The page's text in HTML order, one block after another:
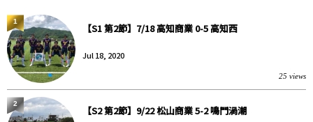
【S1 第2節】7/18 高知商業 0-5 高知西
Jul 18, 2020
25 views
1
【S2 第2節】9/22 松山商業 5-2 鳴門渦潮
2